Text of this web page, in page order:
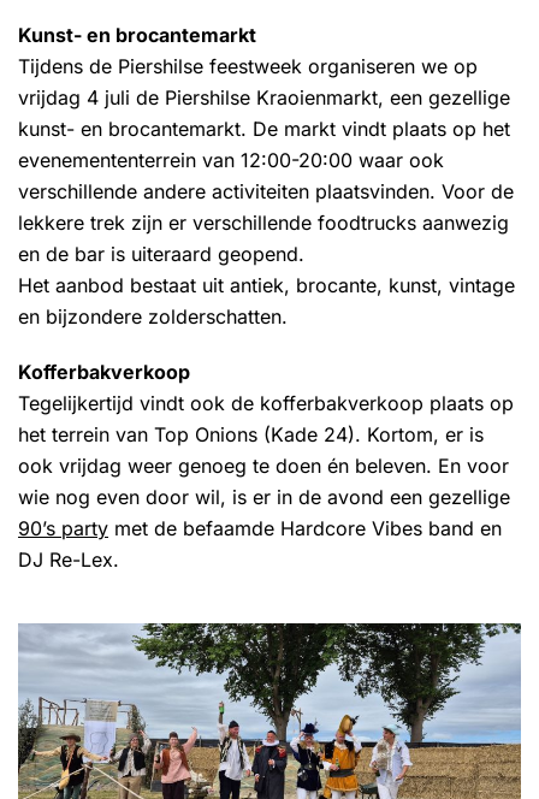
Kunst- en brocantemarkt
Tijdens de Piershilse feestweek organiseren we op
vrijdag 4 juli de Piershilse Kraoienmarkt, een gezellige
kunst- en brocantemarkt. De markt vindt plaats op het
evenemententerrein van 12:00-20:00 waar ook
verschillende andere activiteiten plaatsvinden. Voor de
lekkere trek zijn er verschillende foodtrucks aanwezig
en de bar is uiteraard geopend.
Het aanbod bestaat uit antiek, brocante, kunst, vintage
en bijzondere zolderschatten.
Kofferbakverkoop
Tegelijkertijd vindt ook de kofferbakverkoop plaats op
het terrein van Top Onions (Kade 24). Kortom, er is
ook vrijdag weer genoeg te doen én beleven. En voor
wie nog even door wil, is er in de avond een gezellige
90’s party met de befaamde Hardcore Vibes band en
DJ Re-Lex.